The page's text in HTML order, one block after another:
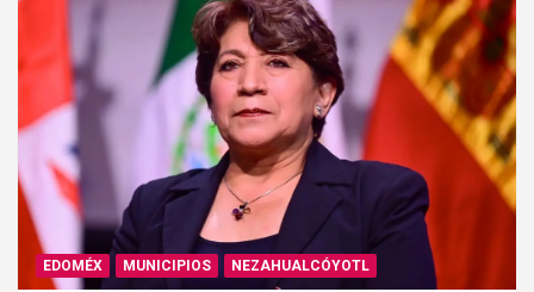
EDOMÉX MUNICIPIOS NEZAHUALCÓYOTL